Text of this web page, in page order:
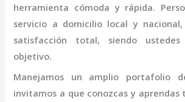
herramienta cómoda y rápida.
servicio a domicilio local y
satisfacción total, siendo
objetivo.
Manejamos un amplio portafolio
invitamos a que conozcas y aprendas